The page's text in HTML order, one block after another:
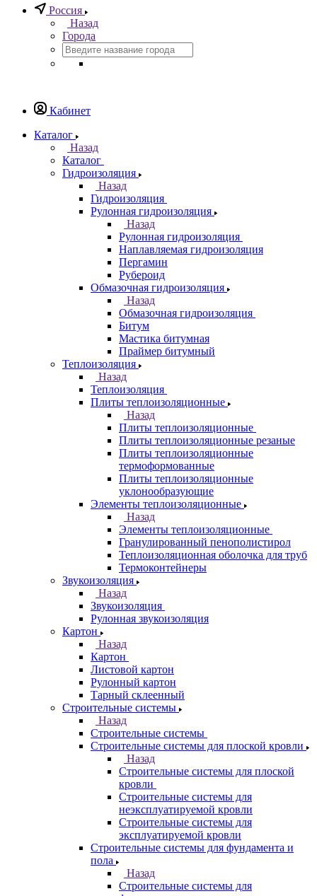
Россия
Назад
Города
Кабинет
Каталог
Назад
Каталог
Гидроизоляция
Назад
Гидроизоляция
Рулонная гидроизоляция
Назад
Рулонная гидроизоляция
Наплавляемая гидроизоляция
Пергамин
Рубероид
Обмазочная гидроизоляция
Назад
Обмазочная гидроизоляция
Битум
Мастика битумная
Праймер битумный
Теплоизоляция
Назад
Теплоизоляция
Плиты теплоизоляционные
Назад
Плиты теплоизоляционные
Плиты теплоизоляционные резаные
Плиты теплоизоляционные
термоформованные
Плиты теплоизоляционные
уклонообразующие
Элементы теплоизоляционные
Назад
Элементы теплоизоляционные
Гранулированный пенополистирол
Теплоизоляционная оболочка для труб
Термоконтейнеры
Звукоизоляция
Назад
Звукоизоляция
Рулонная звукоизоляция
Картон
Назад
Картон
Листовой картон
Рулонный картон
Тарный склеенный
Строительные системы
Назад
Строительные системы
Строительные системы для плоской кровли
Назад
Строительные системы для плоской
кровли
Строительные системы для
неэксплуатируемой кровли
Строительные системы для
эксплуатируемой кровли
Строительные системы для фундамента и
пола
Назад
Строительные системы для